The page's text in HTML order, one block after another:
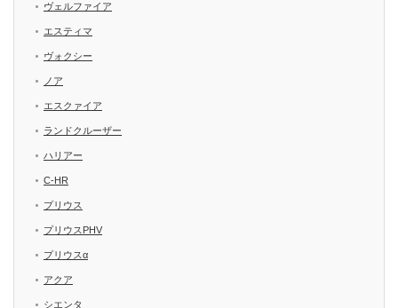
ヴェルファイア
エスティマ
ヴォクシー
ノア
エスクァイア
ランドクルーザー
ハリアー
C-HR
プリウス
プリウスPHV
プリウスα
アクア
シエンタ